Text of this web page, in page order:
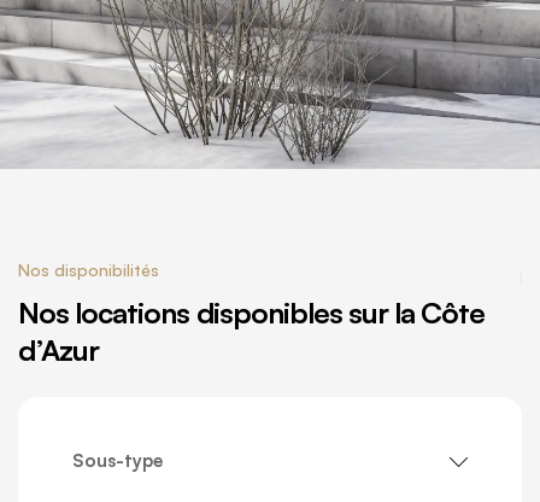
Nos disponibilités
Nos locations disponibles sur la Côte
d’Azur
Sous-type